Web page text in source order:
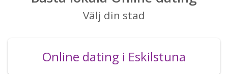
Välj din stad
Online dating i Eskilstuna